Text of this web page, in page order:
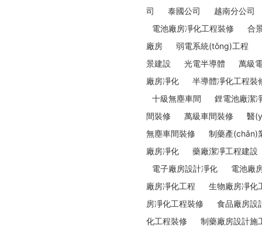
司
泰國公司
越南分公司
電池廠房凈化工程裝修
合
廠房
弱電系統(tǒng)工程
景建設
光電半導體
萬級
廠房凈化
半導體凈化工程裝
十級無塵車間
鋰電池廠潔
間裝修
萬級車間裝修
醫
無塵車間裝修
制藥產(chǎn)
廠房凈化
藥廠潔凈工程建設
電子廠房設計凈化
電池廠
廠房凈化工程
生物廠房凈化
房凈化工程裝修
食品廠房設
化工程裝修
制藥廠房設計施